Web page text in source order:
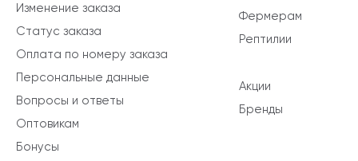
Фермерам
Рептилии
Акции
Бренды
Изменение заказа
Статус заказа
Оплата по номеру заказа
Персональные данные
Вопросы и ответы
Оптовикам
Бонусы